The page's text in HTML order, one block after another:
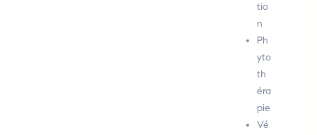
tio
n
Ph
yto
th
éra
pie
Vé